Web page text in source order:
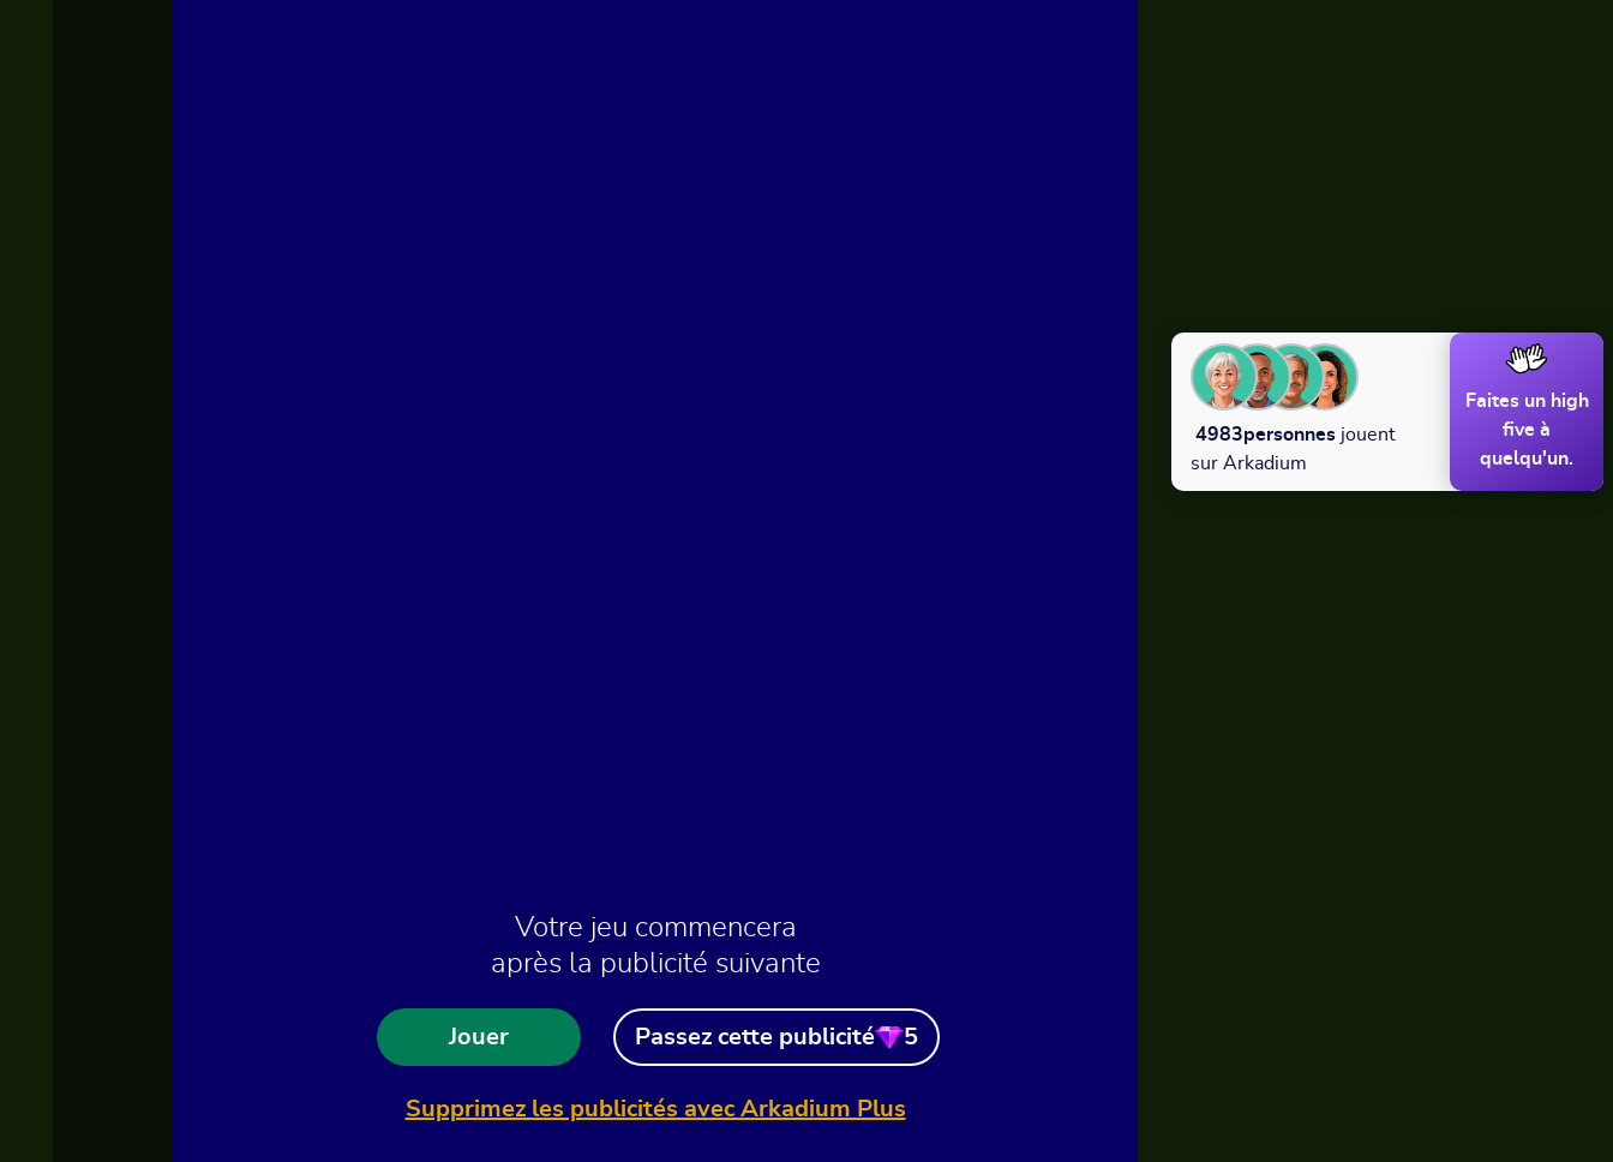
Votre jeu commencera
après la publicité suivante
Passez cette publicité 5
Supprimez les publicités avec Arkadium Plus
Jouer
4983personnes jouent
sur Arkadium
Faites un high
five à
quelqu'un.